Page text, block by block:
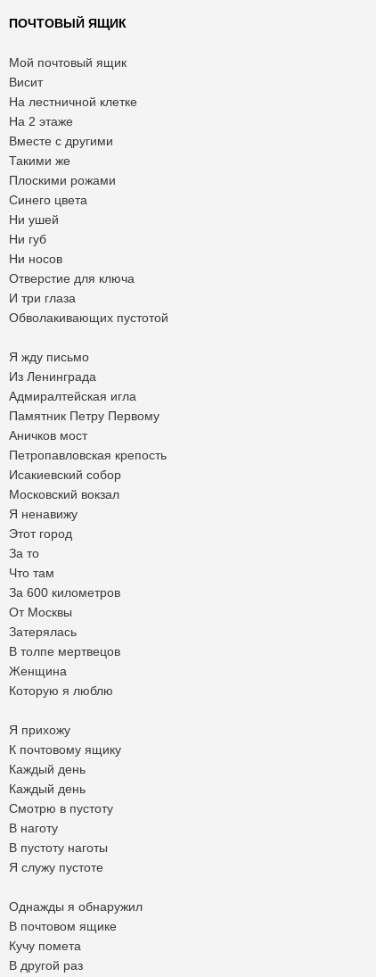
ПОЧТОВЫЙ ЯЩИК
Мой почтовый ящик
Висит
На лестничной клетке
На 2 этаже
Вместе с другими
Такими же
Плоскими рожами
Синего цвета
Ни ушей
Ни губ
Ни носов
Отверстие для ключа
И три глаза
Обволакивающих пустотой
Я жду письмо
Из Ленинграда
Адмиралтейская игла
Памятник Петру Первому
Аничков мост
Петропавловская крепость
Исакиевский собор
Московский вокзал
Я ненавижу
Этот город
За то
Что там
За 600 километров
От Москвы
Затерялась
В толпе мертвецов
Женщина
Которую я люблю
Я прихожу
К почтовому ящику
Каждый день
Каждый день
Смотрю в пустоту
В наготу
В пустоту наготы
Я служу пустоте
Однажды я обнаружил
В почтовом ящике
Кучу помета
В другой раз